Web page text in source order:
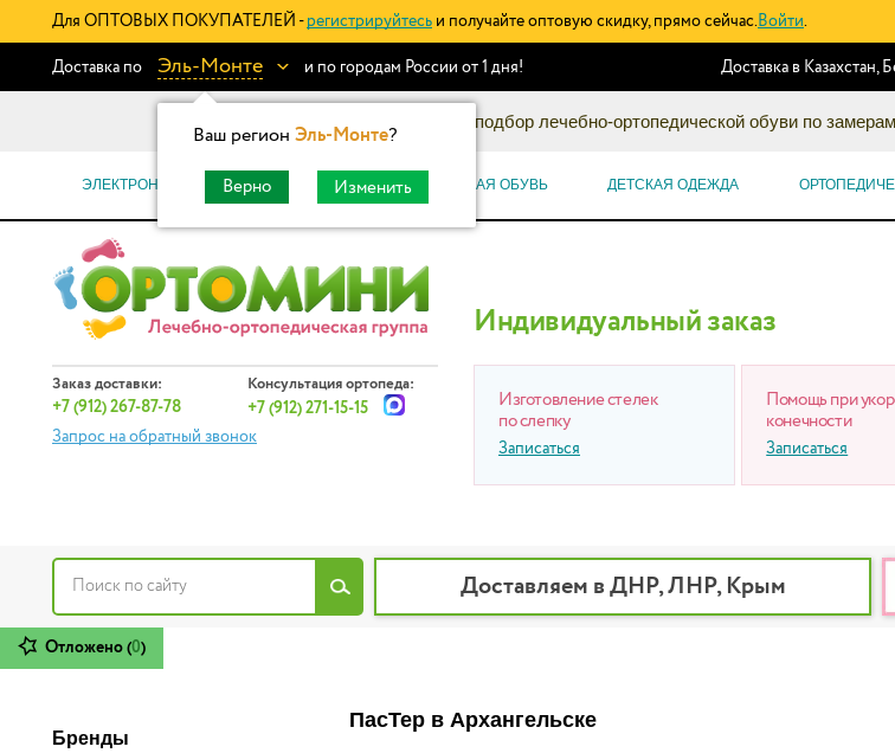
Для ОПТОВЫХ ПОКУПАТЕЛЕЙ - регистрируйтесь и получайте оптовую скидку, прямо сейчас.Войти.
Доставка по Эль-Монте
Ваш регион Эль-Монте?
Верно Изменить
и по городам России от 1 дня! Доставка в Казахстан,
Информационный каталог: подбор лечебно-ортопедической обуви по
ЭЛЕКТРОННЫЕ СЕРТИФИКАТЫ ОРТОПЕДИЧЕСКАЯ ОБУВЬ ДЕТСКАЯ ОДЕЖДА
Заказ доставки:
+7 (912) 267-87-78
Консультация ортопеда:
+7 (912) 271-15-15
Запрос на обратный звонок
Индивидуальный заказ
Изготовление стелек
по слепку
Записаться
Помощь при
конечности
Записаться
Доставляем в ДНР, ЛНР, Крым
Отложено (0)
Бренды
ПасТер в Архангельске